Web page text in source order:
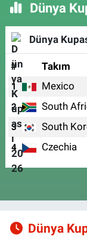
Dünya
Dünya
# Takım
1 Mexico
2 South
3 South
4 Czechia
Dünya